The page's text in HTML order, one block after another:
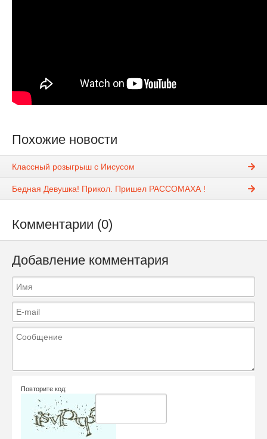
Похожие новости
Классный розыгрыш с Иисусом
Бедная Девушка! Прикол. Пришел РАССОМАХА !
Комментарии (0)
Добавление комментария
Повторите код: